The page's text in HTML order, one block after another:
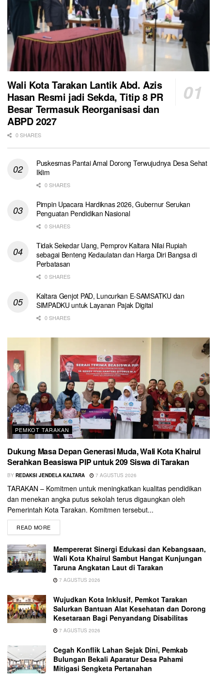
Wali Kota Tarakan Lantik Abd. Azis
Hasan Resmi jadi Sekda, Titip 8 PR
Besar Termasuk Reorganisasi dan
ABPD 2027
0 SHARES
Puskesmas Pantai Amal Dorong Terwujudnya Desa Sehat
Iklim
0 SHARES
Pimpin Upacara Hardiknas 2026, Gubernur Serukan
Penguatan Pendidikan Nasional
0 SHARES
Tidak Sekedar Uang, Pemprov Kaltara Nilai Rupiah
sebagai Benteng Kedaulatan dan Harga Diri Bangsa di
Perbatasan
0 SHARES
Kaltara Genjot PAD, Luncurkan E-SAMSATKU dan
SIMPADKU untuk Layanan Pajak Digital
0 SHARES
PEMKOT TARAKAN
Dukung Masa Depan Generasi Muda, Wali Kota Khairul
Serahkan Beasiswa PIP untuk 209 Siswa di Tarakan
BY REDAKSI JENDELA KALTARA 7 AGUSTUS 2026
TARAKAN – Komitmen untuk meningkatkan kualitas pendidikan
dan menekan angka putus sekolah terus digaungkan oleh
Pemerintah Kota Tarakan. Komitmen tersebut...
READ MORE
Mempererat Sinergi Edukasi dan Kebangsaan,
Wali Kota Khairul Sambut Hangat Kunjungan
Taruna Angkatan Laut di Tarakan
7 AGUSTUS 2026
Wujudkan Kota Inklusif, Pemkot Tarakan
Salurkan Bantuan Alat Kesehatan dan Dorong
Kesetaraan Bagi Penyandang Disabilitas
7 AGUSTUS 2026
Cegah Konflik Lahan Sejak Dini, Pemkab
Bulungan Bekali Aparatur Desa Pahami
Mitigasi Sengketa Pertanahan